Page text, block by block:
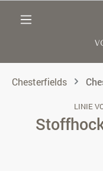
Chesterfields
LINIE